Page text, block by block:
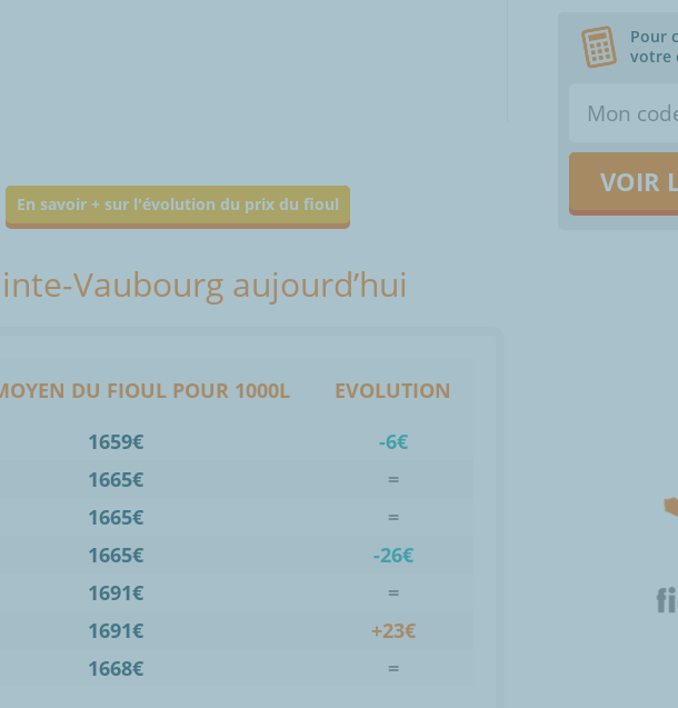
En savoir + sur l'évolution du prix du fioul
Pour
votre
VOIR
Vaubourg aujourd’hui
DU FIOUL POUR 1000L
EVOLUTION
1659€
-6€
1665€
=
1665€
=
1665€
-26€
1691€
=
1691€
+23€
1668€ =